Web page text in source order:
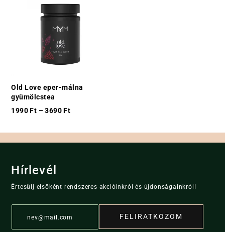
Old Love eper-málna
gyümölcstea
1990Ft –3690Ft
Hírlevél
Értesülj elsőként rendszeres akcióinkról és újdonságainkról!
E
a
FELIRATKOZOM